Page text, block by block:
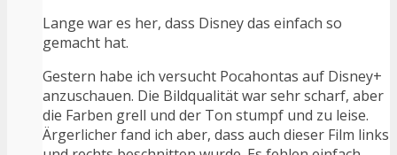
Lange war es her, dass Disney das einfach so
gemacht hat.
Gestern habe ich versucht Pocahontas auf Disney+
anzuschauen. Die Bildqualität war sehr scharf, aber
die Farben grell und der Ton stumpf und zu leise.
Ärgerlicher fand ich aber, dass auch dieser Film links